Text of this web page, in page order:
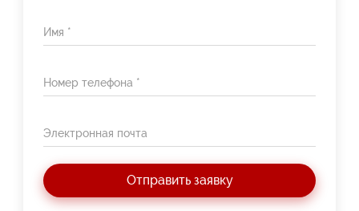
Имя *
Номер телефона *
Электронная почта
Отправить заявку